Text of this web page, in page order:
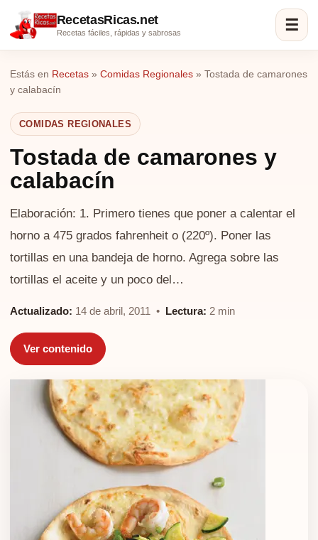
RecetasRicas.net
Recetas fáciles, rápidas y sabrosas ☰
Estás en Recetas » Comidas Regionales » Tostada de camarones
y calabacín
COMIDAS REGIONALES
Tostada de camarones y
calabacín
Elaboración: 1. Primero tienes que poner a calentar el
horno a 475 grados fahrenheit o (220º). Poner las
tortillas en una bandeja de horno. Agrega sobre las
tortillas el aceite y un poco del…
Actualizado: 14 de abril, 2011 • Lectura: 2 min
Ver contenido